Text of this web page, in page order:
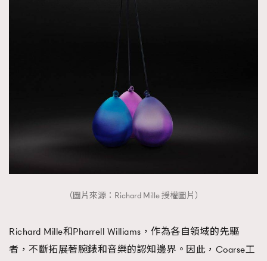
（圖片來源：Richard Mille 授權圖片）
Richard Mille和Pharrell Williams，作為各自領域的先驅
者，不斷拓展著腕錶和音樂的認知邊界。因此，Coarse工